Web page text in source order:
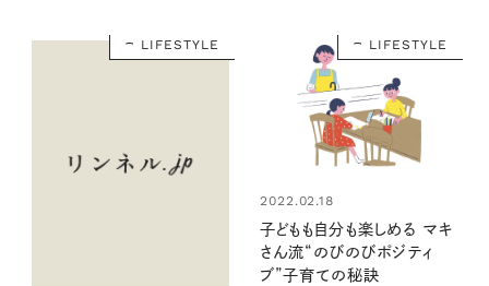
LIFESTYLE LIFESTYLE
2022.02.18
子どもも自分も楽しめる マキ
さん流“のびのびポジティ
ブ”子育ての秘訣